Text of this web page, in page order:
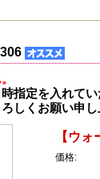
指定を入れて
しくお願い申し
【ウ
価格: